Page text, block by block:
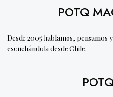
POTQ
Desde 2005 hablamos, pensamos
escuchándola desde Chile.